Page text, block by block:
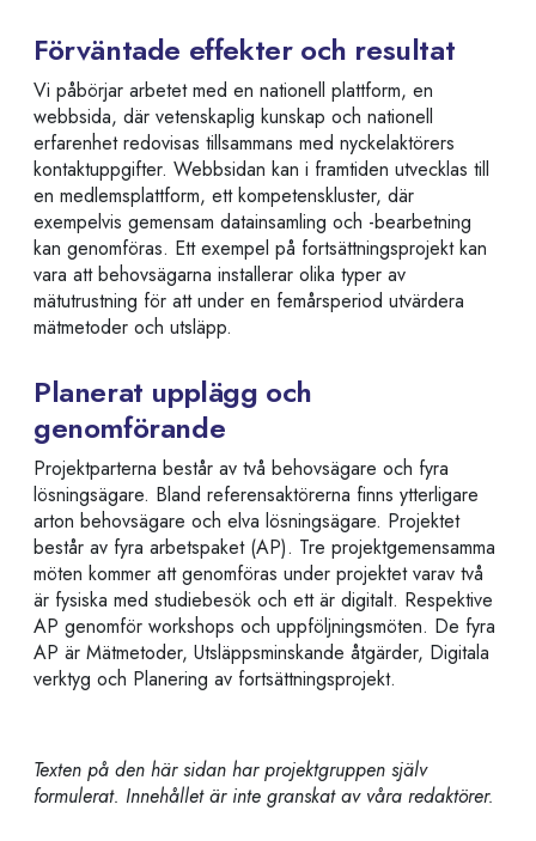
Förväntade effekter och resultat
Vi påbörjar arbetet med en nationell plattform, en
webbsida, där vetenskaplig kunskap och nationell
erfarenhet redovisas tillsammans med nyckelaktörers
kontaktuppgifter. Webbsidan kan i framtiden utvecklas till
en medlemsplattform, ett kompetenskluster, där
exempelvis gemensam datainsamling och -bearbetning
kan genomföras. Ett exempel på fortsättningsprojekt kan
vara att behovsägarna installerar olika typer av
mätutrustning för att under en femårsperiod utvärdera
mätmetoder och utsläpp.
Planerat upplägg och
genomförande
Projektparterna består av två behovsägare och fyra
lösningsägare. Bland referensaktörerna finns ytterligare
arton behovsägare och elva lösningsägare. Projektet
består av fyra arbetspaket (AP). Tre projektgemensamma
möten kommer att genomföras under projektet varav två
är fysiska med studiebesök och ett är digitalt. Respektive
AP genomför workshops och uppföljningsmöten. De fyra
AP är Mätmetoder, Utsläppsminskande åtgärder, Digitala
verktyg och Planering av fortsättningsprojekt.
Texten på den här sidan har projektgruppen själv
formulerat. Innehållet är inte granskat av våra redaktörer.